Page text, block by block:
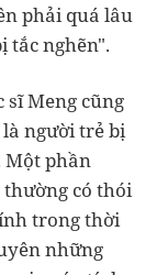
phải quá lâu
tắc nghẽn".
sĩ Meng cũng
người trẻ bị
Một phần
có thói
trong thời
những